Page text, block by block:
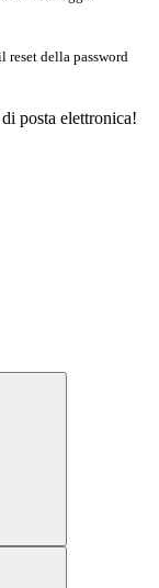
reset della password
posta elettronica!